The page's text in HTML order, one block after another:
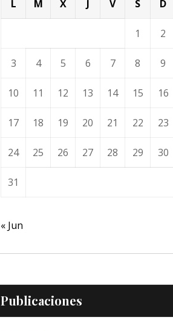
L M X J V S D
1 2
3 4 5 6 7 8 9
10 11 12 13 14 15 16
17 18 19 20 21 22 23
24 25 26 27 28 29 30
31
« Jun
Publicaciones